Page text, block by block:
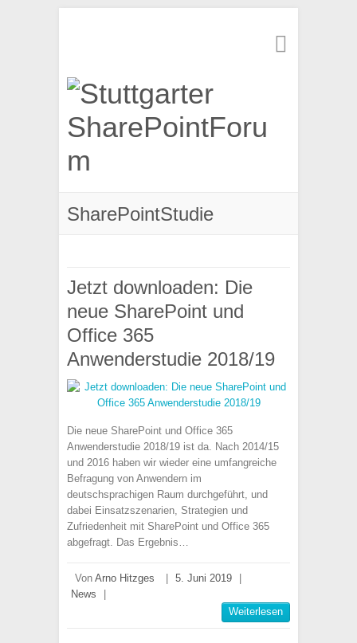
Suchen
SharePointStudie
Jetzt downloaden: Die
neue SharePoint und
Office 365
Anwenderstudie 2018/19
Die neue SharePoint und Office 365
Anwenderstudie 2018/19 ist da. Nach 2014/15
und 2016 haben wir wieder eine umfangreiche
Befragung von Anwendern im
deutschsprachigen Raum durchgeführt, und
dabei Einsatzszenarien, Strategien und
Zufriedenheit mit SharePoint und Office 365
abgefragt. Das Ergebnis…
Von Arno Hitzges 5. Juni 2019
News
Weiterlesen